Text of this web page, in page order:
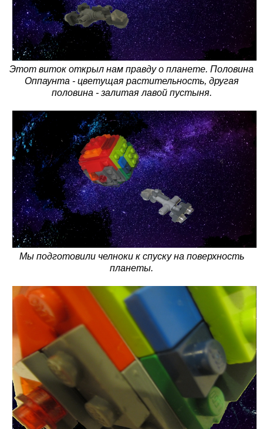
Этот виток открыл нам правду о планете. Половина
Оппаунта - цветущая растительность, другая
половина - залитая лавой пустыня.
Мы подготовили челноки к спуску на поверхность
планеты.